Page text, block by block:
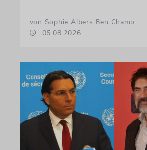
von Sophie Albers Ben Chamo
05.08.2026